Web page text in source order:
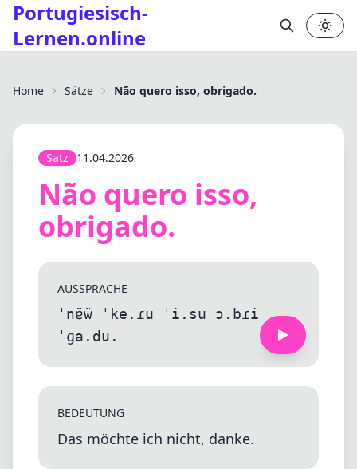
Portugiesisch-
Lernen.online
Home Sätze Não quero isso, obrigado.
Satz 11.04.2026
Não quero isso,
obrigado.
AUSSPRACHE
ˈnɐ̃w̃ ˈke.ɾu ˈi.su ɔ.bɾi
ˈɡa.du.
BEDEUTUNG
Das möchte ich nicht, danke.